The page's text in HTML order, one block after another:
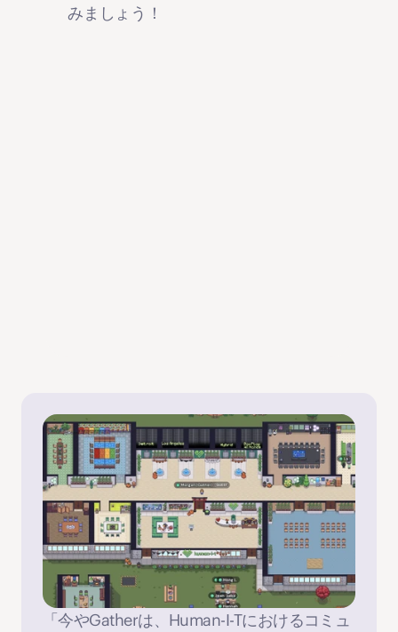
みましょう！
「今やGatherは、Human-I-Tにおけるコミュ